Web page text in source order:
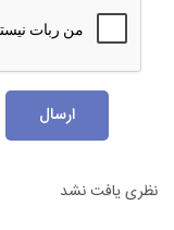
ارسال
نظری یافت نشد